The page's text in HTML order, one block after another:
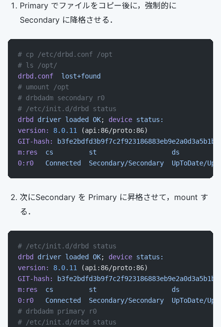
Primary でファイルをコピー後に，強制的に
Secondary に降格させる．
# cp /etc/drbd.conf /opt
# ls /opt/
drbd.conf
  lost+found
# umount /opt
# drbdadm secondary r0
# /etc/init.d/drbd status
drbd
driver loaded OK; device status:
version:
8.0.11 (api:86/proto:86)
GIT-hash:
b3fe2bdfd3b9f7c2f923186883eb9e2a0d3a5b1b
m:res
  cs
         st
                   ds
0:r0
   Connected
  Secondary/Secondary
UpToDate/
次にSecondary を Primary に昇格させて，mount す
る．
# /etc/init.d/drbd status
drbd
driver loaded OK; device status:
version:
8.0.11 (api:86/proto:86)
GIT-hash:
b3fe2bdfd3b9f7c2f923186883eb9e2a0d3a5b1b
m:res
  cs
         st
                   ds
0:r0
   Connected
  Secondary/Secondary
UpToDate/
# drbdadm primary r0
# /etc/init.d/drbd status